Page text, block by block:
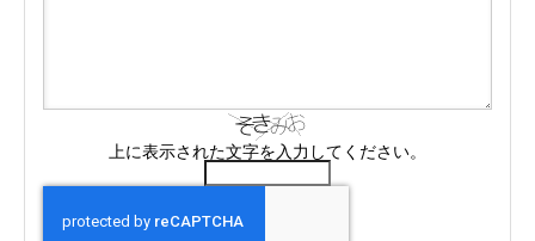
上に表示された文字を入力してください。